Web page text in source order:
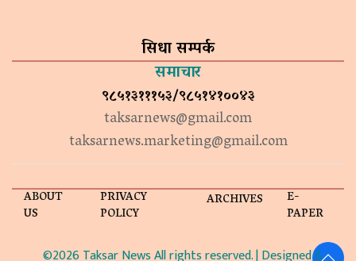
सिधा सम्पर्क
समाचार
९८५१३१११५३/९८५१४१००४३
taksarnews@gmail.com
taksarnews.marketing@gmail.com
ABOUT
US
PRIVACY
POLICY
ARCHIVES E-
PAPER
©2026 Taksar News All rights reserved. | Designed &